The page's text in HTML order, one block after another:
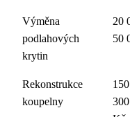
Výměna
podlahových
krytin
20
50
Rekonstrukce
koupelny